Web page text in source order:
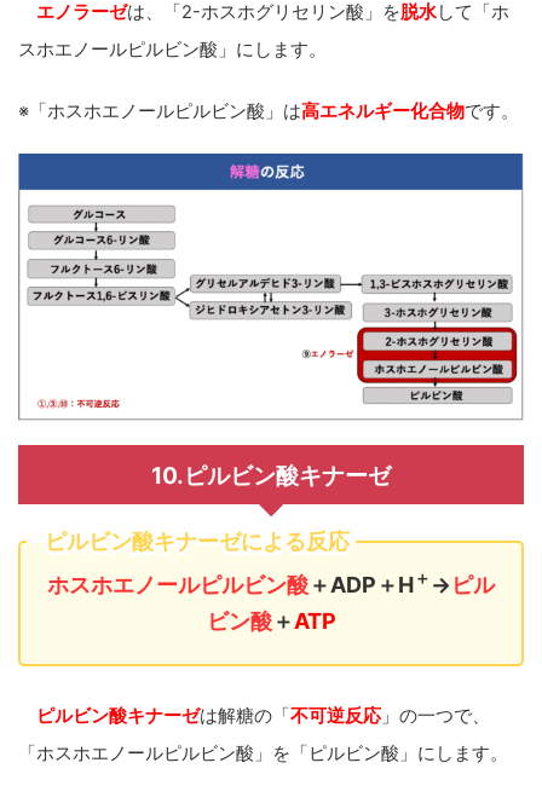
エノラーゼは、「2-ホスホグリセリン酸」を脱水して「ホ
スホエノールピルビン酸」にします。
※「ホスホエノールピルビン酸」は高エネルギー化合物です。
10.ピルビン酸キナーゼ
ピルビン酸キナーゼによる反応
ホスホエノールピルビン酸＋ADP＋H＋ →ピル
ビン酸＋ATP
ピルビン酸キナーゼは解糖の「不可逆反応 」 の一つで、
「ホスホエノールピルビン酸」を「ピルビン酸」にします。